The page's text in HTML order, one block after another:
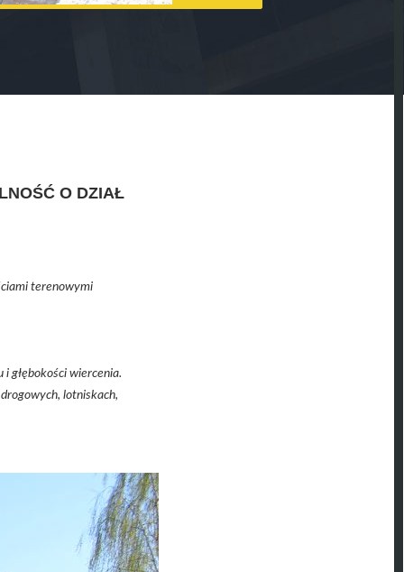
O DZIAŁ
terenowymi
głębokości wiercenia.
lotniskach,